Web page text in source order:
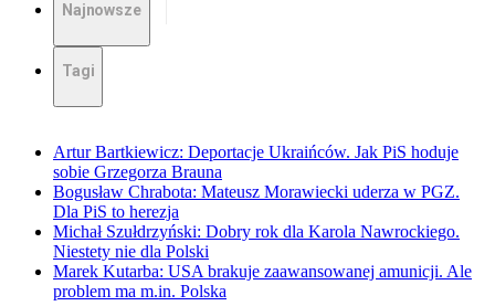
Najnowsze
Tagi
Artur Bartkiewicz: Deportacje Ukraińców. Jak PiS hoduje
sobie Grzegorza Brauna
Bogusław Chrabota: Mateusz Morawiecki uderza w PGZ.
Dla PiS to herezja
Michał Szułdrzyński: Dobry rok dla Karola Nawrockiego.
Niestety nie dla Polski
Marek Kutarba: USA brakuje zaawansowanej amunicji. Ale
problem ma m.in. Polska